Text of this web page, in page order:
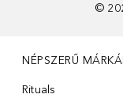
©
NÉPSZERŰ
Rituals